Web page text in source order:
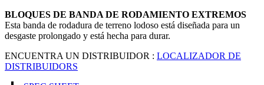
BLOQUES DE BANDA DE RODAMIENTO EXTREMOS
Esta banda de rodadura de terreno lodoso está diseñada para un
desgaste prolongado y está hecha para durar.
ENCUENTRA UN DISTRIBUIDOR : LOCALIZADOR DE
DISTRIBUIDORS